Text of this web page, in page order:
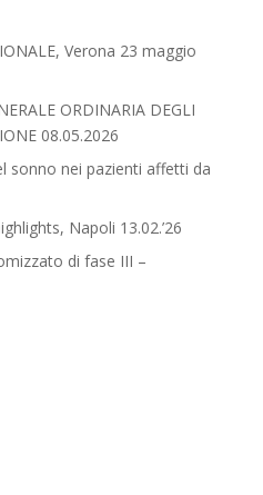
Verona 23 maggio
ORDINARIA DEGLI
08.05.2026
sonno nei pazienti affetti da
Napoli 13.02.’26
di fase III –